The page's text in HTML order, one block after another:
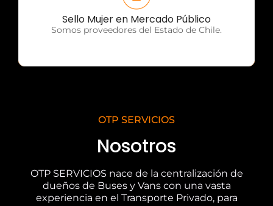
Sello Mujer en Mercado Público
Somos proveedores del Estado de Chile.
OTP Servicios
OTP SERVICIOS
Nosotros
OTP SERVICIOS nace de la centralización de
dueños de Buses y Vans con una vasta
experiencia en el Transporte Privado, para